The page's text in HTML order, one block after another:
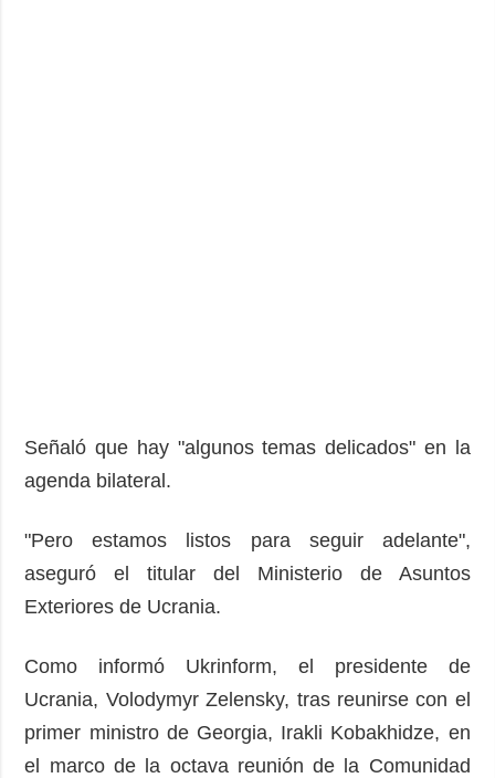
Señaló que hay "algunos temas delicados" en la
agenda bilateral.
"Pero estamos listos para seguir adelante",
aseguró el titular del Ministerio de Asuntos
Exteriores de Ucrania.
Como informó Ukrinform, el presidente de
Ucrania, Volodymyr Zelensky, tras reunirse con el
primer ministro de Georgia, Irakli Kobakhidze, en
el marco de la octava reunión de la Comunidad